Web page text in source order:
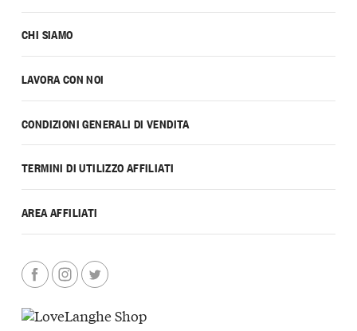
CHI SIAMO
LAVORA CON NOI
CONDIZIONI GENERALI DI VENDITA
TERMINI DI UTILIZZO AFFILIATI
AREA AFFILIATI